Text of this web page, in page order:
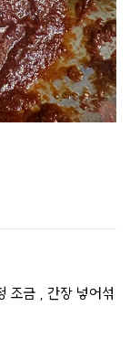
조금 , 간장 넣어섞